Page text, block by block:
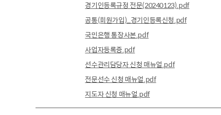
경기인등록규정 전문(20240123).pdf
공통(회원가입)_경기인등록신청.pdf
국민은행 통장사본.pdf
사업자등록증.pdf
선수관리담당자 신청 매뉴얼.pdf
전문선수 신청 매뉴얼.pdf
지도자 신청 매뉴얼.pdf